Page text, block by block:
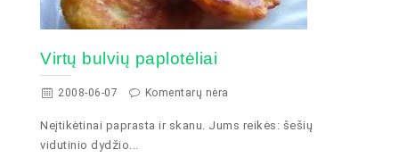
Virtų bulvių paplotėliai
2008-06-07 Komentarų nėra
Neįtikėtinai paprasta ir skanu. Jums reikės: šešių
vidutinio dydžio...